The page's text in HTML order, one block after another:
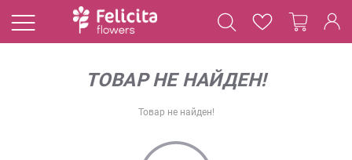
ТОВАР НЕ НАЙДЕН!
Товар не найден!